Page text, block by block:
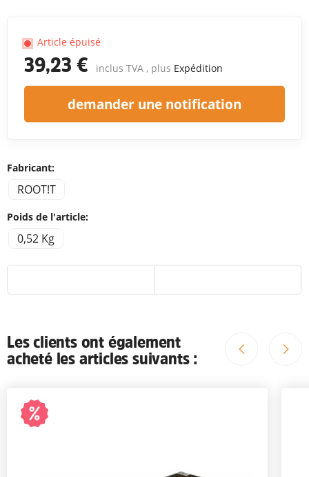
39,23 € inclus TVA , plus Expédition
Article épuisé
demander une notification
Fabricant:
ROOT!T
Poids de l'article:
0,52 Kg
Les clients ont également
acheté les articles suivants :